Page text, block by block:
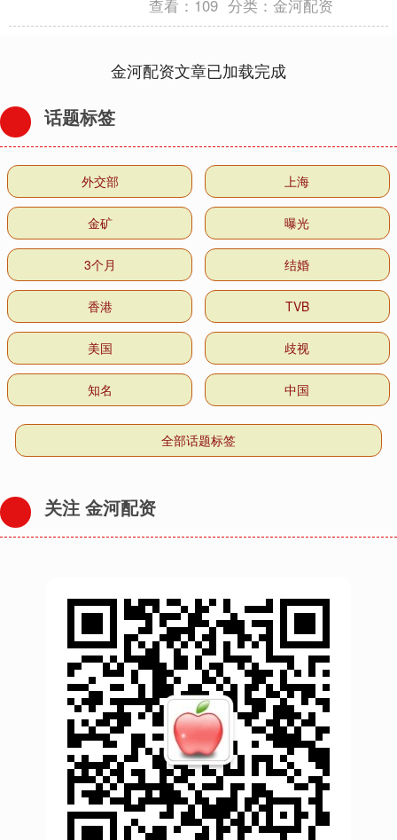
查看： 109 分类：金河配资
金河配资文章已加载完成
话题标签
外交部 上海
金矿 曝光
3个月 结婚
香港 TVB
美国 歧视
知名 中国
全部话题标签
关注 金河配资